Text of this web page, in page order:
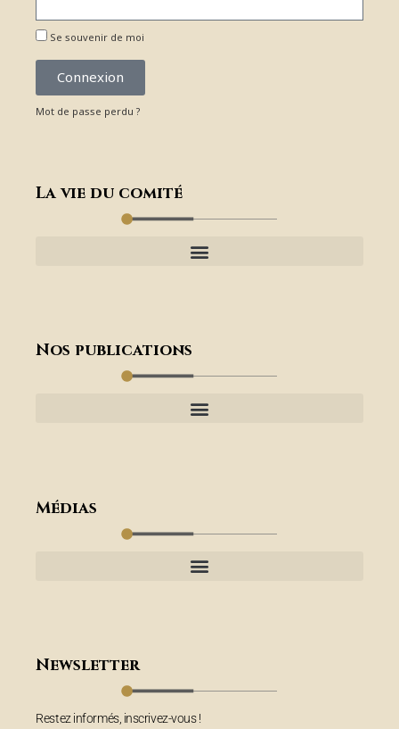
Se souvenir de moi
Connexion
Mot de passe perdu ?
La vie du comité
Nos publications
Médias
Newsletter
Restez informés, inscrivez-vous !